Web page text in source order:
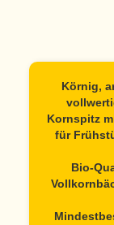
Körnig,
Kornspitz
für
Bio-